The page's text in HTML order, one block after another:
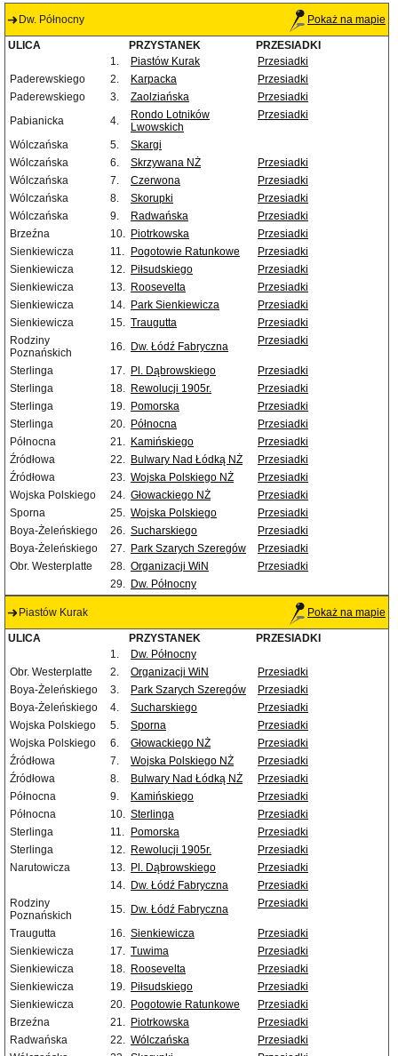
Dw. Północny Pokaż na mapie
ULICA PRZYSTANEK
PRZESIADKI
1.
Piastów Kurak
Przesiadki
Paderewskiego
2. Karpacka
Przesiadki
Paderewskiego
3. Zaolziańska
Przesiadki
Pabianicka
4.
Rondo Lotników
Lwowskich
Przesiadki
Wólczańska 5.
Skargi
Wólczańska
6. Skrzywana NŻ
Przesiadki
Wólczańska
7. Czerwona
Przesiadki
Wólczańska
8. Skorupki
Przesiadki
Wólczańska
9. Radwańska
Przesiadki
Brzeźna
10. Piotrkowska
Przesiadki
Sienkiewicza
11. Pogotowie Ratunkowe
Przesiadki
Sienkiewicza
12. Piłsudskiego
Przesiadki
Sienkiewicza
13. Roosevelta
Przesiadki
Sienkiewicza
14. Park Sienkiewicza
Przesiadki
Sienkiewicza
15. Traugutta
Przesiadki
Rodziny
Poznańskich
16. Dw. Łódź Fabryczna Przesiadki
Sterlinga 17. Pl. Dąbrowskiego
Przesiadki
Sterlinga
18. Rewolucji 1905r.
Przesiadki
Sterlinga
19. Pomorska
Przesiadki
Sterlinga
20. Północna
Przesiadki
Północna
21. Kamińskiego
Przesiadki
Źródłowa
22. Bulwary Nad Łódką NŻ
Przesiadki
Źródłowa
23. Wojska Polskiego NŻ
Przesiadki
Wojska Polskiego
24. Głowackiego NŻ
Przesiadki
Sporna
25. Wojska Polskiego
Przesiadki
Boya-Żeleńskiego
26. Sucharskiego
Przesiadki
Boya-Żeleńskiego
27. Park Szarych Szeregów
Przesiadki
Obr. Westerplatte
28. Organizacji WiN
Przesiadki
29. Dw. Północny
Piastów Kurak Pokaż na mapie
ULICA PRZYSTANEK
PRZESIADKI
1.
Dw. Północny
Obr. Westerplatte
2. Organizacji WiN
Przesiadki
Boya-Żeleńskiego
3. Park Szarych Szeregów
Przesiadki
Boya-Żeleńskiego
4. Sucharskiego
Przesiadki
Wojska Polskiego
5. Sporna
Przesiadki
Wojska Polskiego
6. Głowackiego NŻ
Przesiadki
Źródłowa
7. Wojska Polskiego NŻ
Przesiadki
Źródłowa
8. Bulwary Nad Łódką NŻ
Przesiadki
Północna
9. Kamińskiego
Przesiadki
Północna
10. Sterlinga
Przesiadki
Sterlinga
11. Pomorska
Przesiadki
Sterlinga
12. Rewolucji 1905r.
Przesiadki
Narutowicza
13. Pl. Dąbrowskiego
Przesiadki
14. Dw. Łódź Fabryczna
Przesiadki
Rodziny
Poznańskich
15. Dw. Łódź Fabryczna Przesiadki
Traugutta 16. Sienkiewicza
Przesiadki
Sienkiewicza
17. Tuwima
Przesiadki
Sienkiewicza
18. Roosevelta
Przesiadki
Sienkiewicza
19. Piłsudskiego
Przesiadki
Sienkiewicza
20. Pogotowie Ratunkowe
Przesiadki
Brzeźna
21. Piotrkowska
Przesiadki
Radwańska
22. Wólczańska
Przesiadki